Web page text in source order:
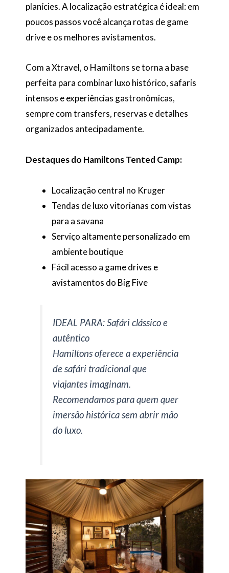
planícies. A localização estratégica é ideal: em
poucos passos você alcança rotas de game
drive e os melhores avistamentos.
Com a Xtravel, o Hamiltons se torna a base
perfeita para combinar luxo histórico, safaris
intensos e experiências gastronômicas,
sempre com transfers, reservas e detalhes
organizados antecipadamente.
Destaques do Hamiltons Tented Camp:
Localização central no Kruger
Tendas de luxo vitorianas com vistas
para a savana
Serviço altamente personalizado em
ambiente boutique
Fácil acesso a game drives e
avistamentos do Big Five
IDEAL PARA: Safári clássico e
autêntico
Hamiltons oferece a experiência
de safári tradicional que
viajantes imaginam.
Recomendamos para quem quer
imersão histórica sem abrir mão
do luxo.